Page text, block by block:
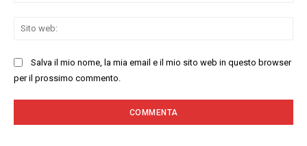
Salva il mio nome, la mia email e il mio sito web in questo browser
per il prossimo commento.